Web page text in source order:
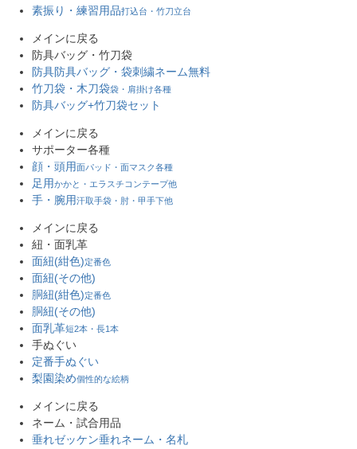
素振り・練習用品打込台・竹刀立台
メインに戻る
防具バッグ・竹刀袋
防具防具バッグ・袋刺繍ネーム無料
竹刀袋・木刀袋袋・肩掛け各種
防具バッグ+竹刀袋セット
メインに戻る
サポーター各種
顔・頭用面パッド・面マスク各種
足用かかと・エラスチコンテープ他
手・腕用汗取手袋・肘・甲手下他
メインに戻る
紐・面乳革
面紐(紺色)定番色
面紐(その他)
胴紐(紺色)定番色
胴紐(その他)
面乳革短2本・長1本
手ぬぐい
定番手ぬぐい
梨園染め個性的な絵柄
メインに戻る
ネーム・試合用品
垂れゼッケン垂れネーム・名札